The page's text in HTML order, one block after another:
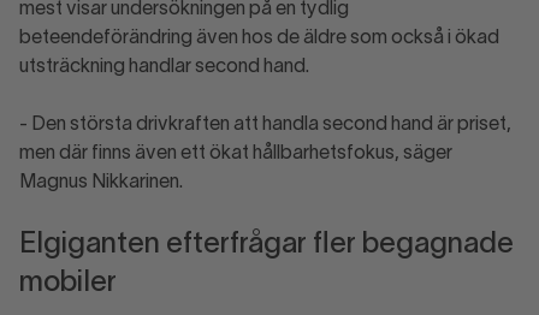
mest visar undersökningen på en tydlig
beteendeförändring även hos de äldre som också i ökad
utsträckning handlar second hand.
- Den största drivkraften att handla second hand är priset,
men där finns även ett ökat hållbarhetsfokus, säger
Magnus Nikkarinen.
Elgiganten efterfrågar fler begagnade
mobiler